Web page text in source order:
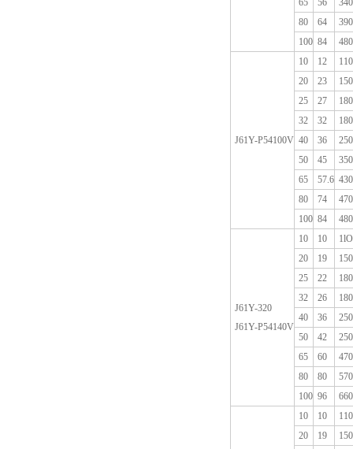
65
56
340
80
64
390
100 84 480
J61Y-P54100V
10 12
110
20
23
150
25
27
180
32
32
180
40
36
250
50
45
350
65
57.6 430
80
74
470
100 84 480
J61Y-320
J61Y-P54140V
10 10
1lO
20
19
150
25
22
180
32
26
180
40
36
250
50
42
250
65
60
470
80
80
570
100 96 660
10 10
110
20
19
150